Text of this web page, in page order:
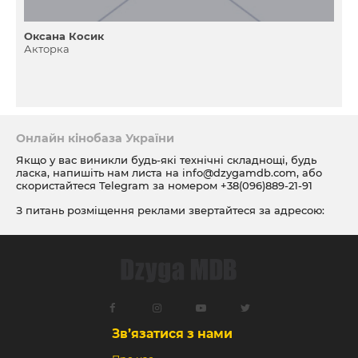
Оксана Косик
Акторка
Онлайн кінобаза України
Якщо у вас виникли будь-які технічні складнощі, будь
ласка, напишіть нам листа на info@dzygamdb.com, або
скористайтеся Telegram за номером +38(096)889-21-91
З питань розміщення реклами звертайтеся за адресою:
посиланням
Зв’язатися з нами